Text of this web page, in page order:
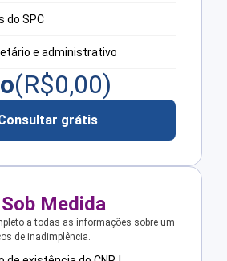
do SPC
e administrativo
(R$0,00)
grátis
Medida
a todas as informações sobre um
de inadimplência.